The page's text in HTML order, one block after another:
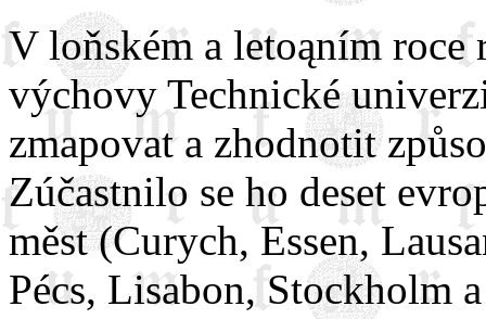
V loňském a letoąním roce
výchovy Technické
zmapovat a zhodnotit
Zúčastnilo se ho deset
měst (Curych, Essen,
Pécs, Lisabon, Stockholm